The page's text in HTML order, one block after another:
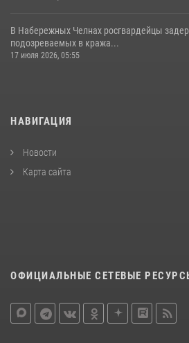
В Набережных Челнах росгвардейцы
подозреваемых в кража...
17 июля 2026, 05:55
НАВИГАЦИЯ
Новости
Карта сайта
ОФИЦИАЛЬНЫЕ СЕТЕВЫЕ